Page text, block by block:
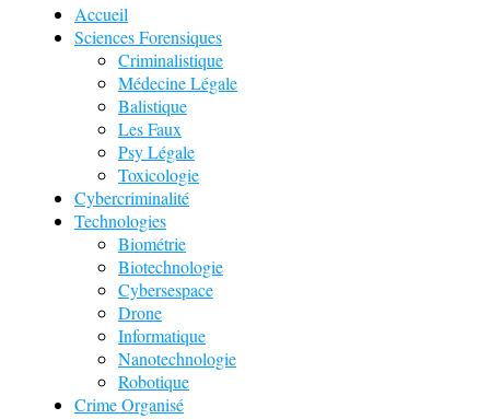
Accueil
Sciences Forensiques
Criminalistique
Médecine Légale
Balistique
Les Faux
Psy Légale
Toxicologie
Cybercriminalité
Technologies
Biométrie
Biotechnologie
Cybersespace
Drone
Informatique
Nanotechnologie
Robotique
Crime Organisé